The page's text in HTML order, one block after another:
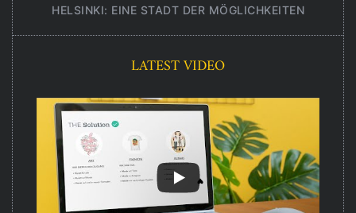
HELSINKI: EINE STADT DER MÖGLICHKEITEN
LATEST VIDEO